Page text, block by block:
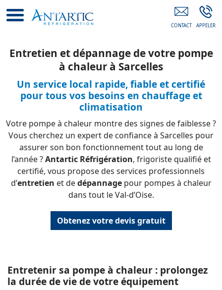
Maintenance Équipements Frigorifiques
Entretien et dépannage de votre pompe
à chaleur à Sarcelles
Un service local rapide, fiable et certifié
pour tous vos besoins en chauffage et
climatisation
Votre pompe à chaleur montre des signes de faiblesse ?
Vous cherchez un expert de confiance à Sarcelles pour
assurer son bon fonctionnement tout au long de
l’année ?Antartic Réfrigération, frigoriste qualifié et
certifié, vous propose des services professionnels
d’entretien et dedépannagepour pompes à chaleur
dans tout le Val-d’Oise.
Obtenez votre devis gratuit
Entretenir sa pompe à chaleur : prolongez
la durée de vie de votre équipement